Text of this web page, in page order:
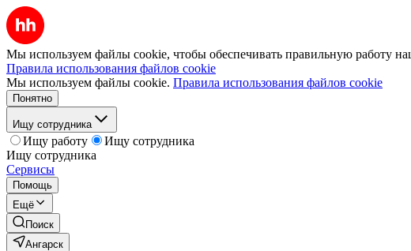
Мы используем файлы cookie, чтобы обеспечивать правильную работу
Правила использования файлов cookie
Мы используем файлы cookie. Правила использования файлов cookie
Понятно
Ищу сотрудника
Ищу работу
Ищу сотрудника
Ищу сотрудника
Сервисы
Помощь
Ещё
Поиск
Ангарск